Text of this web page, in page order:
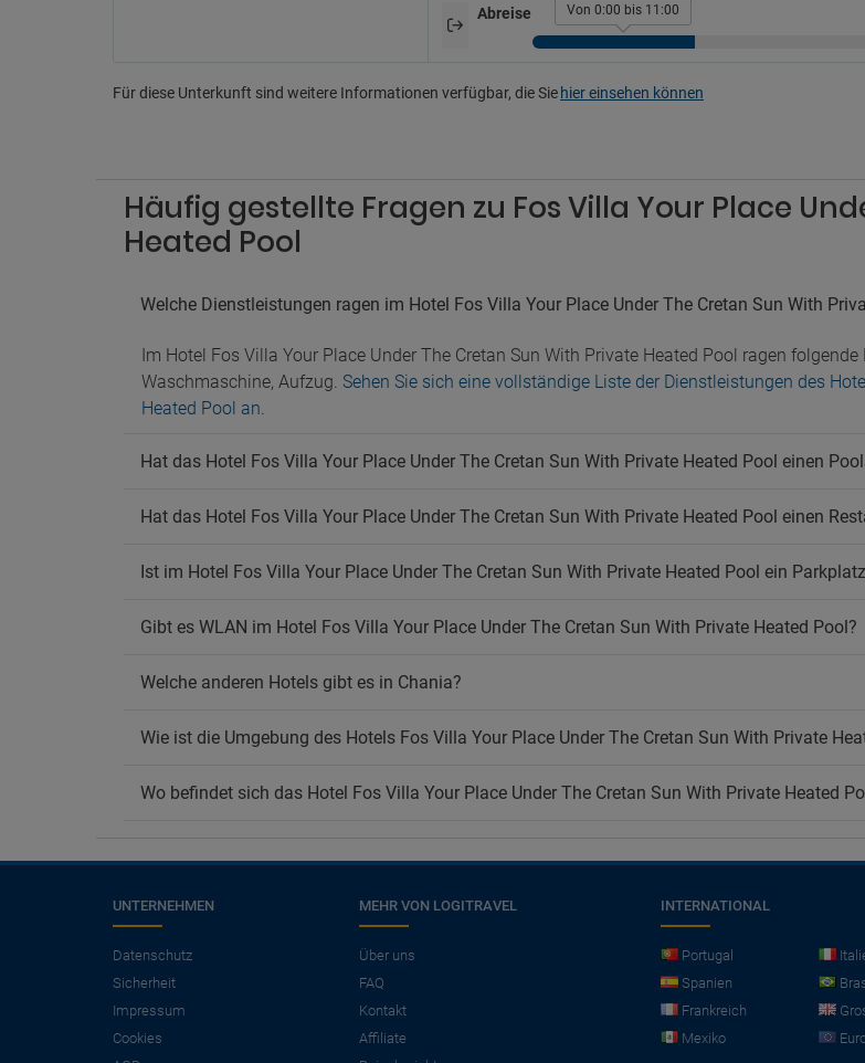
Raucher
Abreise Von 0:00 bis 11:00
Für diese Unterkunft sind weitere Informationen verfügbar, die Sie hier einsehen können
Häufig gestellte Fragen zu Fos Villa Your Place
Heated Pool
Welche Dienstleistungen ragen im Hotel Fos Villa Your Place Under The Cretan Sun With
Im Hotel Fos Villa Your Place Under The Cretan Sun With Private Heated Pool ragen
Waschmaschine, Aufzug. Sehen Sie sich eine vollständige Liste der Dienstleistungen des
Heated Pool an.
Hat das Hotel Fos Villa Your Place Under The Cretan Sun With Private Heated Pool einen
Hat das Hotel Fos Villa Your Place Under The Cretan Sun With Private Heated Pool einen
Ist im Hotel Fos Villa Your Place Under The Cretan Sun With Private Heated Pool ein
Gibt es WLAN im Hotel Fos Villa Your Place Under The Cretan Sun With Private Heated Pool?
Welche anderen Hotels gibt es in Chania?
Wie ist die Umgebung des Hotels Fos Villa Your Place Under The Cretan Sun With Private
Wo befindet sich das Hotel Fos Villa Your Place Under The Cretan Sun With Private Heated
Benötigen Sie einen
Flug?
Angebote für Flug + Hotel ansehen.
UNTERNEHMEN
Datenschutz
Sicherheit
Impressum
Cookies
MEHR VON LOGITRAVEL
Über uns
FAQ
Kontakt
Affiliate
INTERNATIONAL
Portugal
Spanien
Frankreich
Mexiko